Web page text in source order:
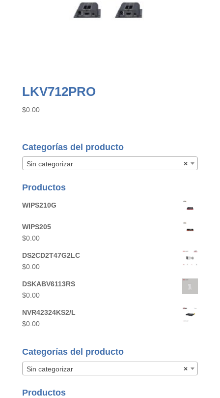
LKV712PRO
$0.00
Categorías del producto
×
Sin categorizar
Productos
WIPS210G
WIPS205
$0.00
DS2CD2T47G2LC
$0.00
DSKABV6113RS
$0.00
NVR42324KS2/L
$0.00
Categorías del producto
×
Sin categorizar
Productos